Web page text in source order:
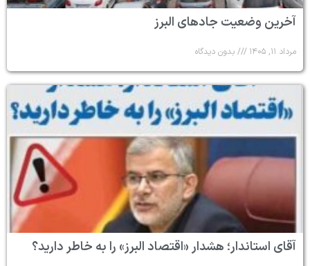
آخرین وضعیت جادهای البرز
مرداد ۱۱, ۱۴۰۵ بدون دیدگاه
آقای استاندار؛ هشدار «اقتصاد البرز» را به خاطر دارید؟